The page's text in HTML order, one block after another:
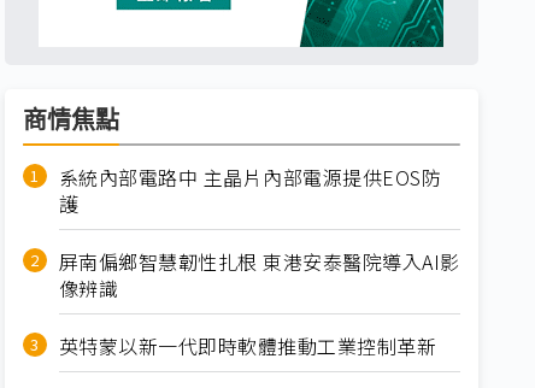
商情焦點
系統內部電路中 主晶片內部電源提供EOS防
護
屏南偏鄉智慧韌性扎根 東港安泰醫院導入AI影
像辨識
英特蒙以新一代即時軟體推動工業控制革新